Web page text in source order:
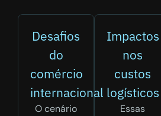
Desafios
do
comércio
internacional
O cenário
Impactos
nos
custos
logísticos
Essas